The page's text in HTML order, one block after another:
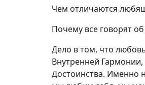
Чем отличаются
Почему все говорят
Дело в том, что
Внутренней
Достоинства. Именно